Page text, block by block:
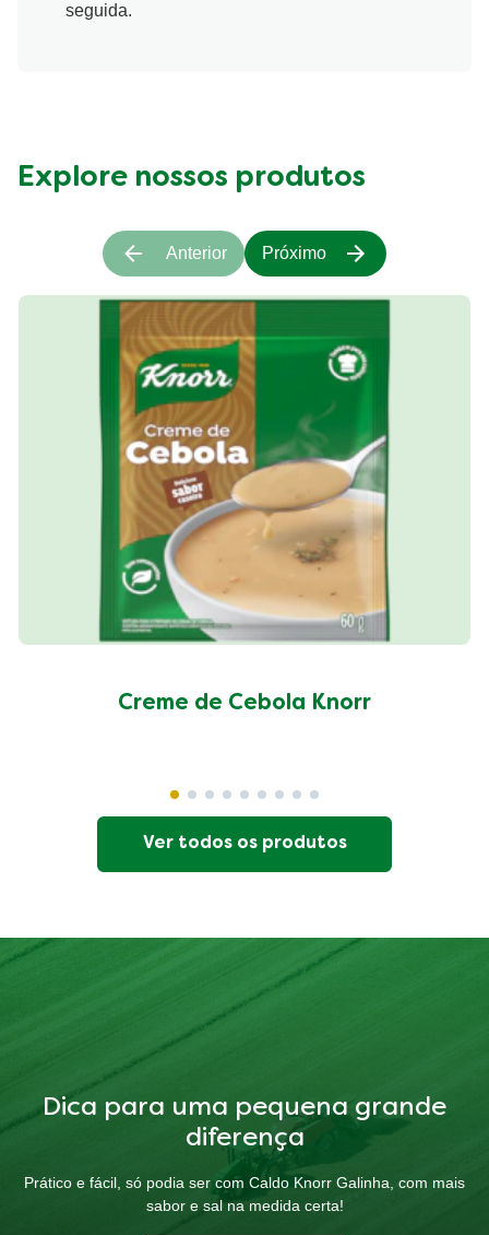
seguida.
Explore nossos produtos
Creme de Cebola Knorr
Anterior Próximo
Ver todos os produtos
Dica para uma pequena grande
diferença
Prático e fácil, só podia ser com Caldo Knorr Galinha, com mais
sabor e sal na medida certa!